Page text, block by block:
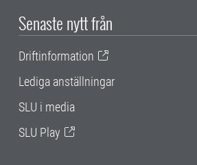
Senaste nytt från
Driftinformation
Lediga anställningar
SLU i media
SLU Play